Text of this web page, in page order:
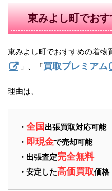
東みよし町でお
東みよし町でおすすめの着物
」、「買取プレミアム
理由は、
・ 全国 出張買取対応可能
・ 即現金で売却可能
・出張査定完全無料
・安定した高価買取価格